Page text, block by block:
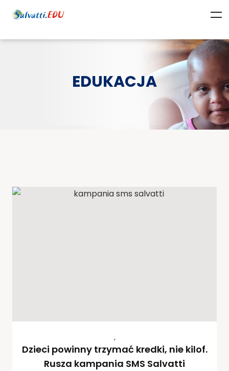
EDUKACJA
,
Dzieci powinny trzymać kredki, nie kilof.
Rusza kampania SMS Salvatti